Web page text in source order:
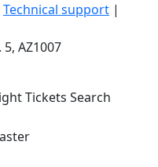
Technical support |
AZ1007
Tickets Search